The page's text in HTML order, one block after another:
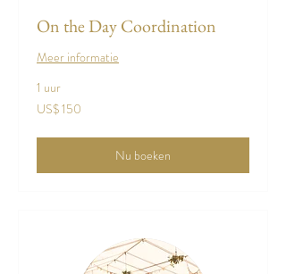
On the Day Coordination
Meer informatie
1 uur
150
Amerikaanse
US$ 150
Nu boeken